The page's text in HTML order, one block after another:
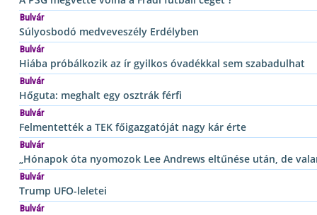
Bulvár
Súlyosbodó medveveszély Erdélyben
Bulvár
Hiába próbálkozik az ír gyilkos óvadékkal sem szabadulhat
Bulvár
Hőguta: meghalt egy osztrák férfi
Bulvár
Felmentették a TEK főigazgatóját nagy kár érte
Bulvár
„Hónapok óta nyomozok Lee Andrews eltűnése után, de
Bulvár
Trump UFO-leletei
Bulvár